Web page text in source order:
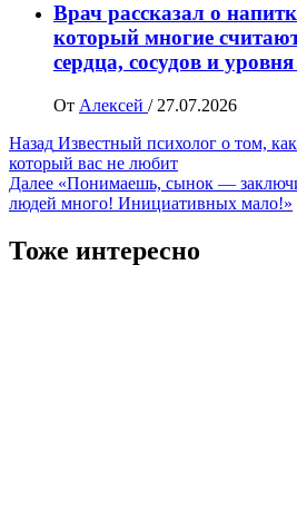
Врач рассказал о
который многие
сердца, сосудов и
От Алексей / 27.07.2026
Навигация
записи
Назад Известный психолог о том,
который вас не любит
Далее «Понимаешь, сынок —
людей много! Инициативных мало!»
Тоже интересно